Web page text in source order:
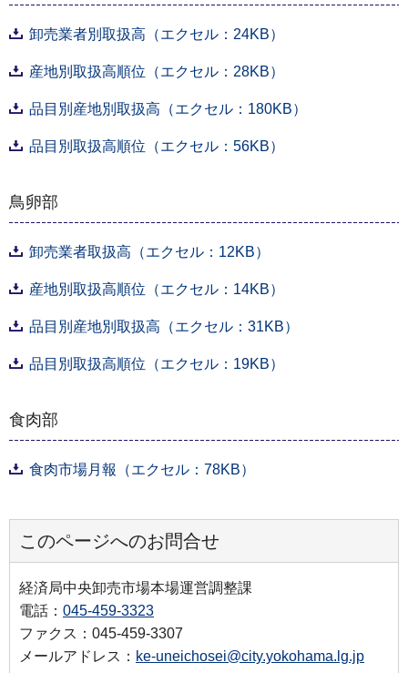
卸売業者別取扱高（エクセル：24KB）
産地別取扱高順位（エクセル：28KB）
品目別産地別取扱高（エクセル：180KB）
品目別取扱高順位（エクセル：56KB）
鳥卵部
卸売業者取扱高（エクセル：12KB）
産地別取扱高順位（エクセル：14KB）
品目別産地別取扱高（エクセル：31KB）
品目別取扱高順位（エクセル：19KB）
食肉部
食肉市場月報（エクセル：78KB）
このページへのお問合せ
経済局中央卸売市場本場運営調整課
電話： 045-459-3323
ファクス：045-459-3307
メールアドレス： ke-uneichosei@city.yokohama.lg.jp